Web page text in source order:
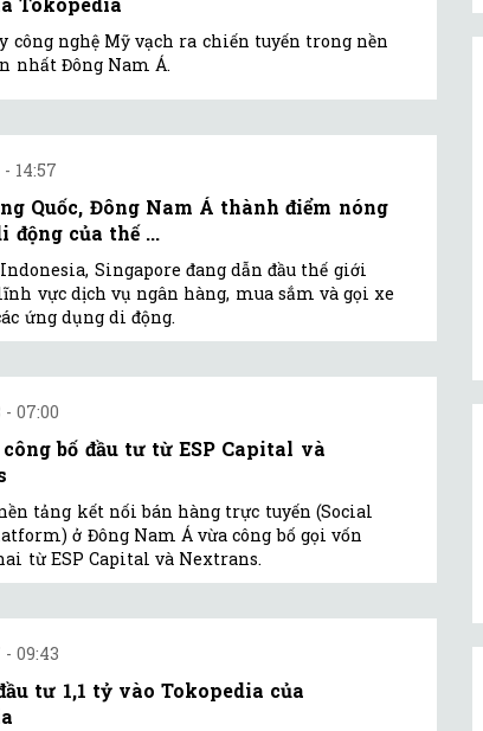
công nghệ Mỹ vạch ra chiến tuyến trong nền
nhất Đông Nam Á.
14:57
Quốc, Đông Nam Á thành điểm nóng
động của thế ...
Singapore đang dẫn đầu thế giới
vực dịch vụ ngân hàng, mua sắm và gọi xe
ứng dụng di động.
- 07:00
bố đầu tư từ ESP Capital và
tảng kết nối bán hàng trực tuyến (Social
ở Đông Nam Á vừa công bố gọi vốn
từ ESP Capital và Nextrans.
- 09:43
tư 1,1 tỷ vào Tokopedia của